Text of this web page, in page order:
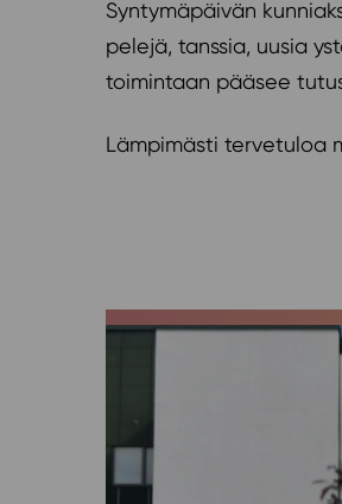
Syntymäpäivän
pelejä, tanssia, uusia
toimintaan pääsee
Lämpimästi tervetuloa